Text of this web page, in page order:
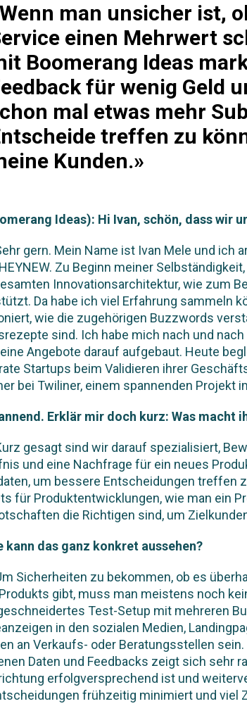
man unsicher ist,
einen Mehrwert
Boomerang Ideas
für wenig Geld
mal etwas mehr
treffen zu
Kunden.»
Ideas): Hi Ivan, schön, dass wir
gern. Mein Name ist Ivan Mele und ich
Zu Beginn meiner
Innovationsarchitektur, wie zum
Da habe ich viel Erfahrung sammeln
wie die zugehörigen Buzzwords
sind. Ich habe mich nach und
Angebote darauf aufgebaut. Heute
Startups beim Validieren ihrer
bei Twiliner, einem spannenden Projekt
Erklär mir doch kurz: Was macht
gesagt sind wir darauf spezialisiert,
und eine Nachfrage für ein neues
um bessere Entscheidungen treffen
für Produktentwicklungen, wie man ein
die Richtigen sind, um
kann das ganz konkret aussehen?
Sicherheiten zu bekommen, ob es
gibt, muss man meistens noch
Test-Setup mit mehreren
in den sozialen Medien,
an Verkaufs- oder Beratungsstellen
Daten und Feedbacks zeigt sich sehr
erfolgversprechend ist und
frühzeitig minimiert und viel